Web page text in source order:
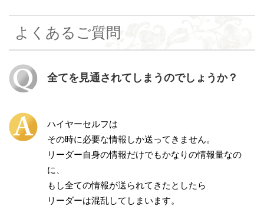
よくあるご質問
全てを見通されてしまうのでしょうか？
ハイヤーセルフは
その時に必要な情報しか送ってきません。
リーダー自身の情報だけでもかなりの情報量なの
に、
もし全ての情報が送られてきたとしたら
リーダーは混乱してしまいます。